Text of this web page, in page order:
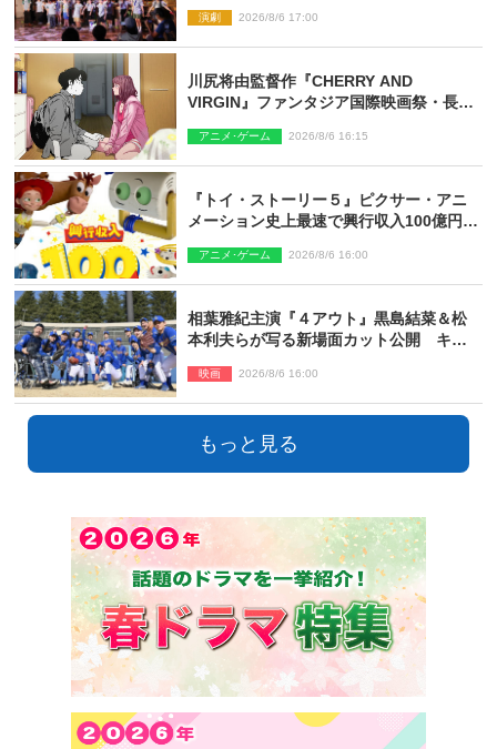
ト【最終日】
演劇 2026/8/6 17:00
川尻将由監督作『CHERRY AND
VIRGIN』ファンタジア国際映画祭・長編
アニメ･ゲーム 2026/8/6 16:15
『トイ・ストーリー５』ピクサー・アニ
メーション史上最速で興行収入100億円突
アニメ･ゲーム 2026/8/6 16:00
相葉雅紀主演『４アウト』黒島結菜＆松
本利夫らが写る新場面カット公開 キャ
映画 2026/8/6 16:00
もっと見る